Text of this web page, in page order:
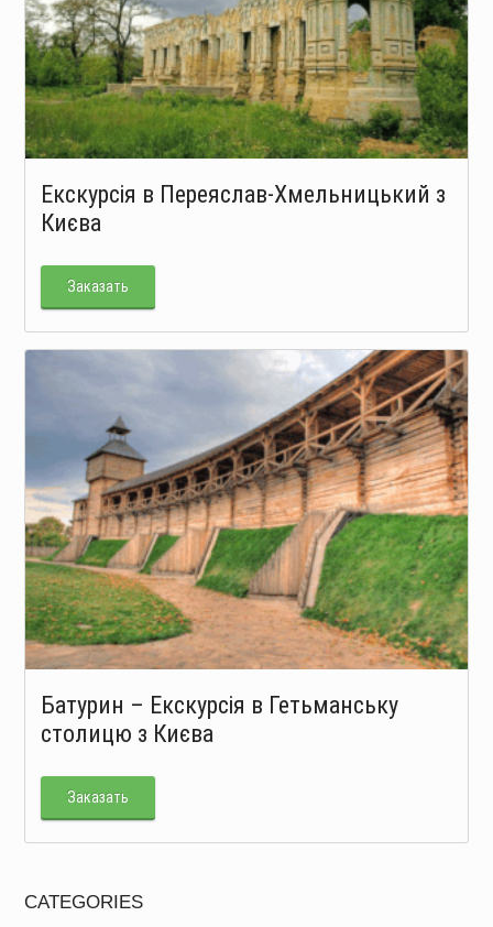
Екскурсія в Переяслав-Хмельницький з
Києва
Заказать
Батурин – Екскурсія в Гетьманську
столицю з Києва
Заказать
CATEGORIES